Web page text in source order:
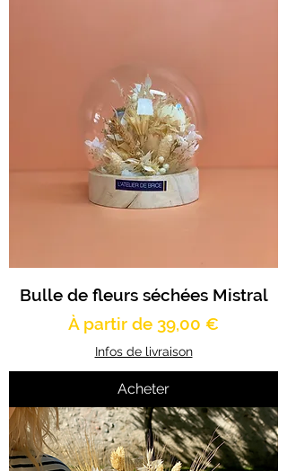
Bulle de fleurs séchées Mistral
À partir de 39,00 €
Prix promotionnel
Infos de livraison
Acheter